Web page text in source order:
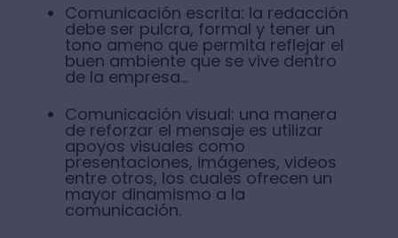
Comunicación escrita: la redacción
debe ser pulcra, formal y tener un
tono ameno que permita reflejar el
buen ambiente que se vive dentro
de la empresa...
Comunicación visual: una manera
de reforzar el mensaje es utilizar
apoyos visuales como
presentaciones, imágenes, videos
entre otros, los cuales ofrecen un
mayor dinamismo a la
comunicación.